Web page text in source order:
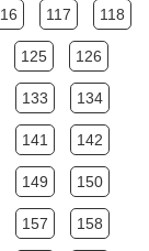
117 118
125 126
133 134
141 142
149 150
157 158